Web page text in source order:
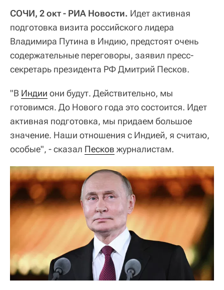
СОЧИ, 2 окт - РИА Новости. Идет активная
подготовка визита российского лидера
Владимира Путина в Индию, предстоят очень
содержательные переговоры, заявил пресс-
секретарь президента РФ Дмитрий Песков.
"В Индии они будут. Действительно, мы
готовимся. До Нового года это состоится. Идет
активная подготовка, мы придаем большое
значение. Наши отношения с Индией, я считаю,
особые", - сказал Песков журналистам.